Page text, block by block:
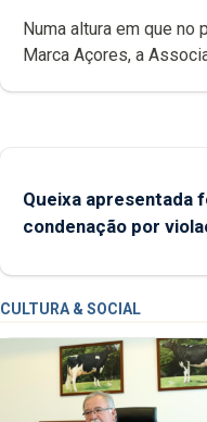
Numa altura em que
Marca Açores, a Associação de Conserveiros dos Açores, que emitiu
Queixa apresentada
condenação por
CULTURA & SOCIAL